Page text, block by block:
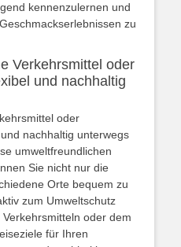
kennenzulernen und
zu
Verkehrsmittel oder
und nachhaltig
oder
nachhaltig unterwegs
umweltfreundlichen
Sie nicht nur die
Orte bequem zu
zum Umweltschutz
oder dem
für Ihren